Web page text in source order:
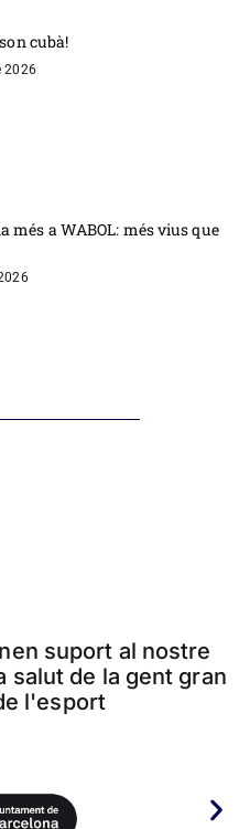
cubà!
2026
més a WABOL: més vius que
suport al nostre
salut de la gent gran
l'esport